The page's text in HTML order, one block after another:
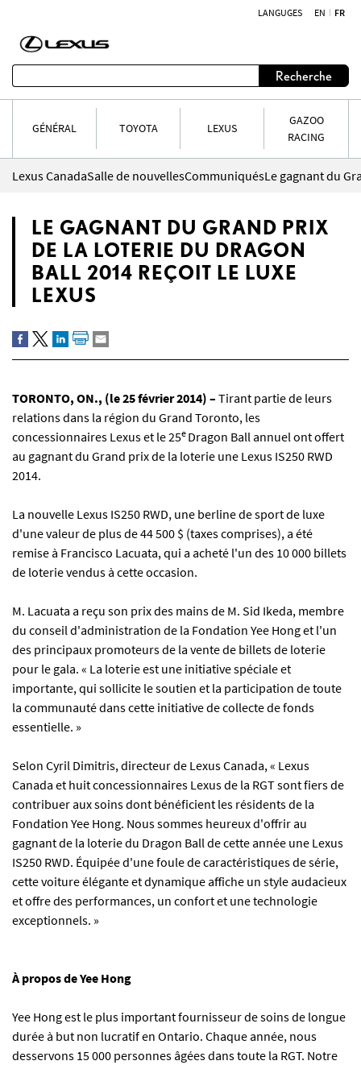
LANGUGES EN FR
Recherche
GÉNÉRAL TOYOTA LEXUS
GAZOO
RACING
Lexus CanadaSalle de nouvellesCommuniqués
LE GAGNANT DU GRAND PRIX
DE LA LOTERIE DU DRAGON
BALL 2014 REÇOIT LE LUXE
LEXUS
TORONTO, ON., (le 25février 2014) – Tirant partie de leurs
relations dans la région du Grand Toronto, les
concessionnaires Lexus et le 25e Dragon Ball annuel ont offert
au gagnant du Grand prix de la loterie une Lexus IS250 RWD
2014.
La nouvelle Lexus IS250 RWD, une berline de sport de luxe
d'une valeur de plus de 44 500 $ (taxes comprises), a été
remise à Francisco Lacuata, qui a acheté l'un des 10 000 billets
de loterie vendus à cette occasion.
M. Lacuata a reçu son prix des mains de M. Sid Ikeda, membre
du conseil d'administration de la Fondation Yee Hong et l'un
des principaux promoteurs de la vente de billets de loterie
pour le gala. « La loterie est une initiative spéciale et
importante, qui sollicite le soutien et la participation de toute
la communauté dans cette initiative de collecte de fonds
essentielle. »
Selon Cyril Dimitris, directeur de Lexus Canada, « Lexus
Canada et huit concessionnaires Lexus de la RGT sont fiers de
contribuer aux soins dont bénéficient les résidents de la
Fondation Yee Hong. Nous sommes heureux d'offrir au
gagnant de la loterie du Dragon Ball de cette année une Lexus
IS250 RWD. Équipée d'une foule de caractéristiques de série,
cette voiture élégante et dynamique affiche un style audacieux
et offre des performances, un confort et une technologie
exceptionnels. »
À propos de Yee Hong
Yee Hong est le plus important fournisseur de soins de longue
durée à but non lucratif en Ontario. Chaque année, nous
desservons 15 000 personnes âgées dans toute la RGT. Notre